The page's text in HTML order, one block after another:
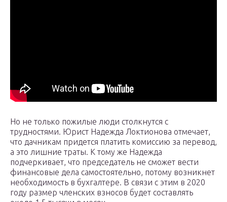
Но не только пожилые люди столкнутся с
трудностями. Юрист Надежда Локтионова отмечает,
что дачникам придется платить комиссию за перевод,
а это лишние траты. К тому же Надежда
подчеркивает, что председатель не сможет вести
финансовые дела самостоятельно, потому возникнет
необходимость в бухгалтере. В связи с этим в 2020
году размер членских взносов будет составлять